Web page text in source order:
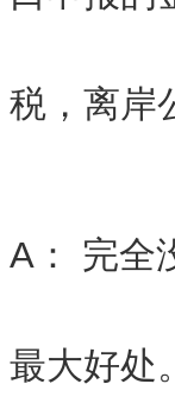
税，离岸
A： 完全
最大好处